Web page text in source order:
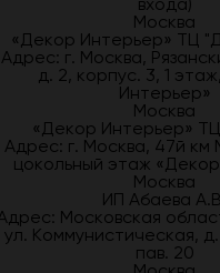
Москва
«Декор Интерьер» ТЦ
Адрес: г. Москва,
д. 2, корпус. 3, 1
Интерьер»
Москва
«Декор Интерьер»
Адрес: г. Москва, 47й км
цокольный этаж
Москва
ИП Абаева
Московская
ул. Коммунистическая, д.
пав. 20